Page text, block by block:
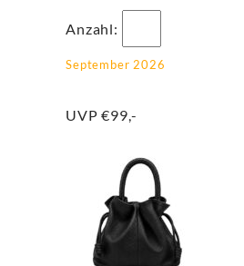
Anzahl:
September 2026
UVP €99,-